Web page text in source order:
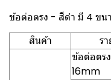
ข้อต่อตรง - สีดำ มี 4 ข
สินค้า
ร
ข้อต่อตร
16mm